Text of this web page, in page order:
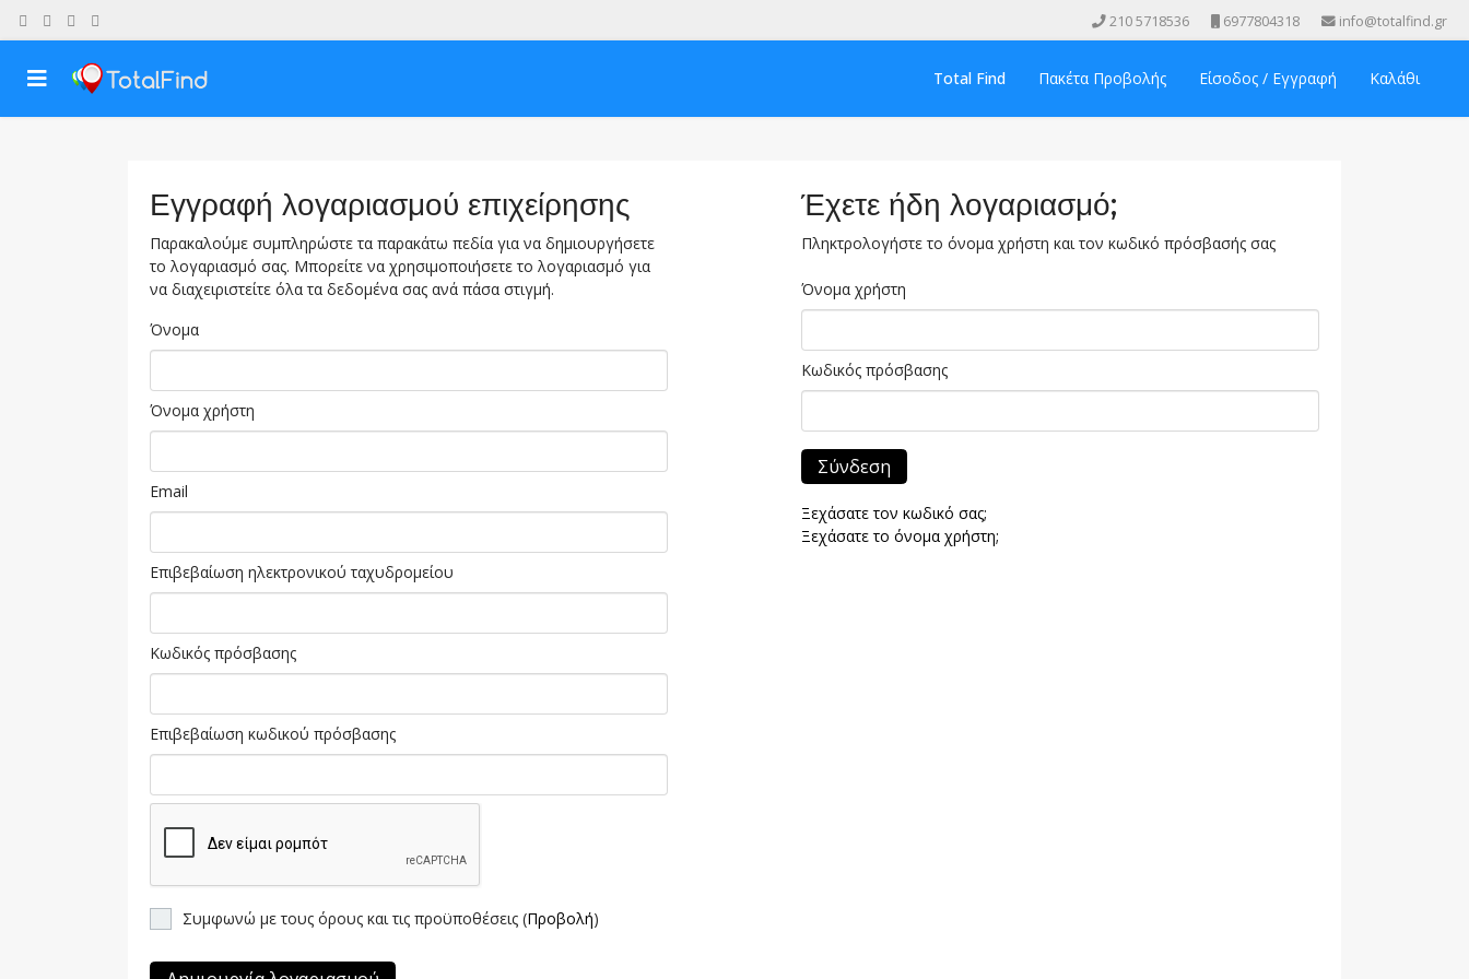
210 5718536 6977804318 info@totalfind.gr
Total Find Πακέτα Προβολής Είσοδος / Εγγραφή Καλάθι
Εγγραφή λογαριασμού επιχείρησης
Παρακαλούμε συμπληρώστε τα παρακάτω πεδία για να δημιουργήσετε
το λογαριασμό σας. Μπορείτε να χρησιμοποιήσετε το λογαριασμό για
να διαχειριστείτε όλα τα δεδομένα σας ανά πάσα στιγμή.
Όνομα
Όνομα χρήστη
Email
Επιβεβαίωση ηλεκτρονικού ταχυδρομείου
Κωδικός πρόσβασης
Επιβεβαίωση κωδικού πρόσβασης
Συμφωνώ με τους όρους και τις προϋποθέσεις (Προβολή)
Έχετε ήδη λογαριασμό;
Πληκτρολογήστε το όνομα χρήστη και τον κωδικό πρόσβασής σας
Όνομα χρήστη
Κωδικός πρόσβασης
Σύνδεση
Ξεχάσατε τον κωδικό σας;
Ξεχάσατε το όνομα χρήστη;